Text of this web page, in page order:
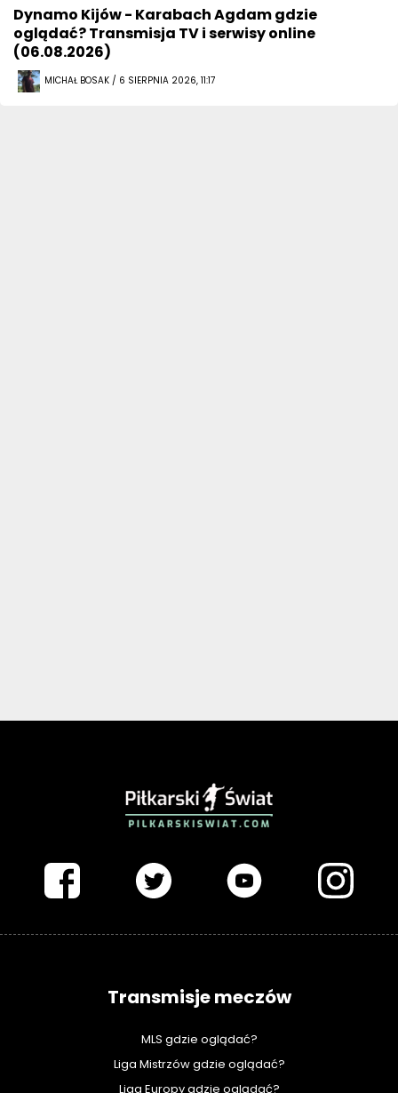
Dynamo Kijów - Karabach Agdam gdzie
oglądać? Transmisja TV i serwisy online
(06.08.2026)
MICHAŁ BOSAK / 6 SIERPNIA 2026, 11:17
Transmisje meczów
MLS gdzie oglądać?
Liga Mistrzów gdzie oglądać?
Liga Europy gdzie oglądać?